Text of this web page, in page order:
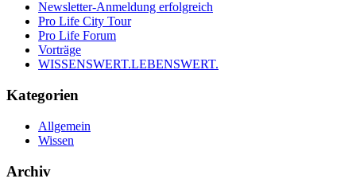
Newsletter-Anmeldung erfolgreich
Pro Life City Tour
Pro Life Forum
Vorträge
WISSENSWERT.LEBENSWERT.
Kategorien
Allgemein
Wissen
Archiv